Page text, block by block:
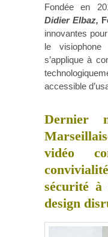
Fondée en
Didier Elbaz,
innovantes
le visiophone
s’applique à
accessible
Dernier
vidéo
sécurité
design